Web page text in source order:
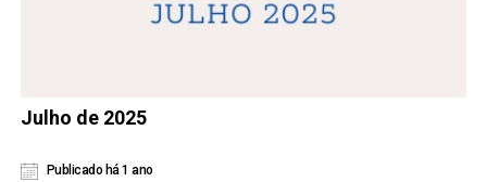
Julho de 2025
Publicado há 1 ano